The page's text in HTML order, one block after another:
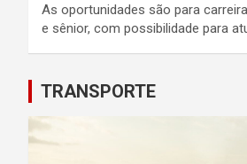
As oportunidades são para
e sênior, com possibilidade para
TRANSPORTE